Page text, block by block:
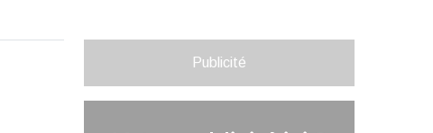
Publicité